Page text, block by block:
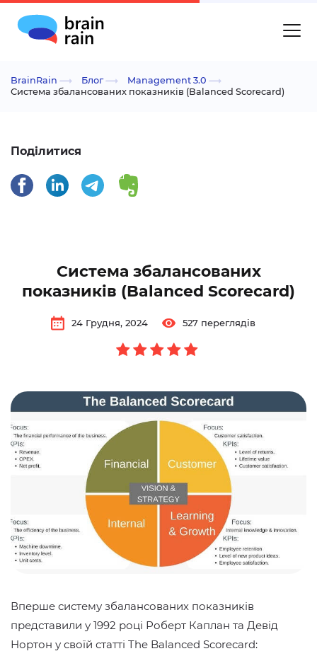
BrainRain Блог
Management 3.0
Система збалансованих показників (Balanced Scorecard)
Система збалансованих
показників (Balanced Scorecard)
24 Грудня, 2024 527 переглядів
Вперше систему збалансованих показників
представили у 1992 році Роберт Каплан та Девід
Нортон у своїй статті The Balanced Scorecard:
Поділитися